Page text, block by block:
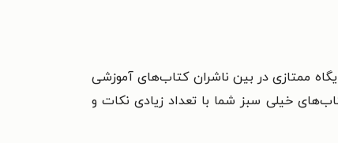
ممتازی در بین ناشران کتاب‌های آموزشی
خیلی سبز شما با تعداد زیادی نکات و